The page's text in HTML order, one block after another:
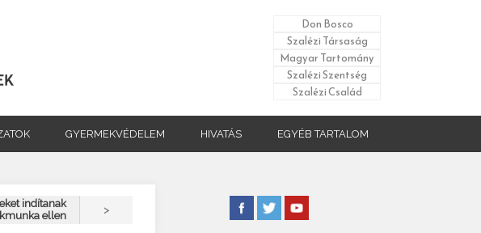
Don Bosco
Szalézi Társaság
Magyar Tartomány
Szalézi Szentség
Szalézi Család
GYERMEKVÉDELEM HIVATÁS EGYÉB TARTALOM
indítanak
ellen
>